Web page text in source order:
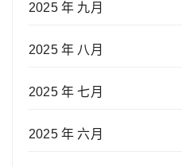
2025 年 九月
2025 年 八月
2025 年 七月
2025 年 六月